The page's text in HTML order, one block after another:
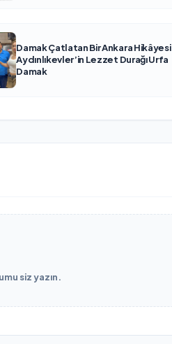
Damak Çatlatan Bir Ankara Hikâyesi
Aydınlıkevler’in Lezzet Durağı Urfa
Damak
siz yazın.